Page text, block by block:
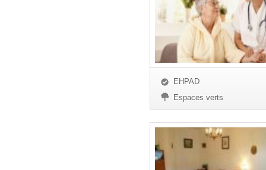
EHPAD
Espaces verts